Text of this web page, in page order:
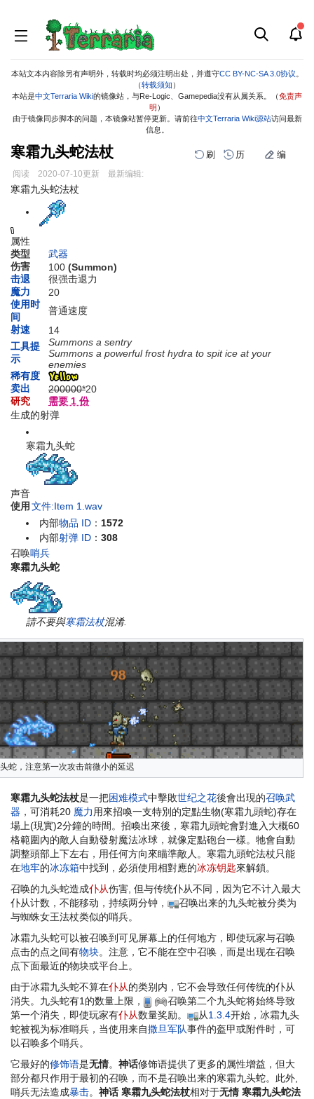
本站文本内容除另有声明外，转载时均必须注明出处，并遵守CC BY-NC-SA 3.0协议
（转载须知 ）
本站是中文Terraria Wiki的镜像站，与Re-Logic、Gamepedia没有从属关系。（免责声
明 ）
由于镜像同步脚本的问题，本镜像站暂停更新。请前往中文Terraria Wiki源站访问最新
信息。
寒霜九头蛇法杖 刷 历 编
阅读 2020-07-10更新 最新编辑:
跳
航
跳
索
寒霜九头蛇法杖
属性
类型
武器
伤害
100 (Summon)
击退
很强击退力
魔力
20
使用时
间
普通速度
射速
14
工具提
示
Summons a sentry
Summons a powerful frost hydra to spit ice at your
enemies
稀有度
卖出
200000*20
研究
需要 1 份
生成的射弹
寒霜九头蛇
声音
使用文件:Item 1.wav
内部物品 ID ： 1572
内部射弹 ID ：308
召唤哨兵
寒霜九头蛇
請不要與寒霜法杖混淆.
蛇，注意第一次攻击前微小的延迟
寒霜九头蛇法杖是一把困难模式中擊敗世纪之花後會出現的召唤武
器 ，可消耗20 魔力用來招喚一支特別的定點生物(寒霜九頭蛇)存在
場上(現實)2分鐘的時間。招喚出來後，寒霜九頭蛇會對進入大概60
格範圍內的敵人自動發射魔法冰球，就像定點砲台一樣。牠會自動
調整頭部上下左右，用任何方向來瞄準敵人。寒霜九頭蛇法杖只能
在地牢的冰冻箱中找到，必須使用相對應的冰冻钥匙來解鎖。
召唤的九头蛇造成仆从伤害, 但与传统仆从不同，因为它不计入最大
仆从计数，不能移动，持续两分钟，
召唤出来的九头蛇被分类为
与蜘蛛女王法杖类似的哨兵。
冰霜九头蛇可以被召唤到可见屏幕上的任何地方，即使玩家与召唤
点击的点之间有物块。注意，它不能在空中召唤，而是出现在召唤
点下面最近的物块或平台上。
由于冰霜九头蛇不算在仆从的类别内，它不会导致任何传统的仆从
消失。九头蛇有1的数量上限，
召唤第二个九头蛇将始终导致
第一个消失，即使玩家有仆从数量奖励。 从1.3.4开始，冰霜九头
蛇被视为标准哨兵，当使用来自撒旦军队事件的盔甲或附件时，可
以召唤多个哨兵。
它最好的修饰语是无情。 神话修饰语提供了更多的属性增益，但大
部分都只作用于最初的召唤，而不是召唤出来的寒霜九头蛇。此外,
哨兵无法造成暴击。 神话 寒霜九头蛇法杖相对于无情 寒霜九头蛇法